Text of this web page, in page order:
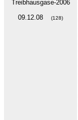
Treibhausgase-2006
09.12.08
(128)